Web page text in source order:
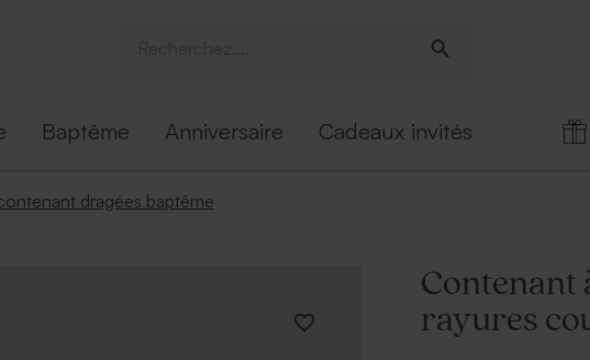
Baptême Anniversaire Cadeaux invités
dragées baptême
Contenant
rayures